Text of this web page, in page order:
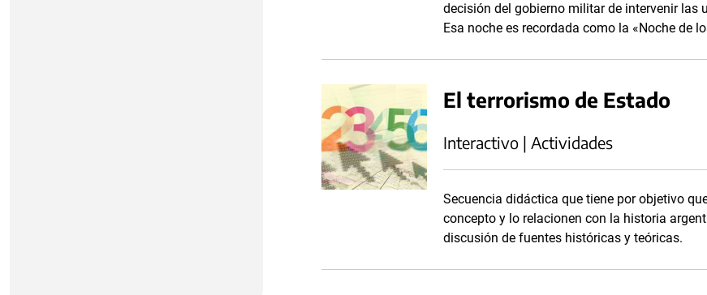
decisión del gobierno militar de intervenir las
Esa noche es recordada como la «Noche de
El terrorismo de Estado
Interactivo | Actividades
Secuencia didáctica que tiene por objetivo
concepto y lo relacionen con la historia
discusión de fuentes históricas y teóricas.